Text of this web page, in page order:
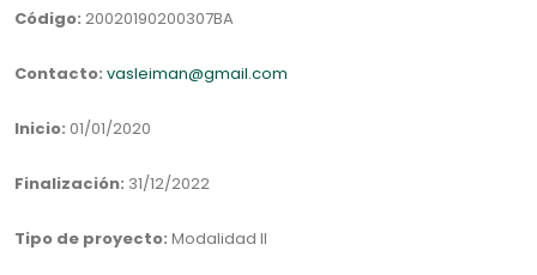
Código: 20020190200307BA
Contacto: vasleiman@gmail.com
Inicio: 01/01/2020
Finalización: 31/12/2022
Tipo de proyecto: Modalidad II